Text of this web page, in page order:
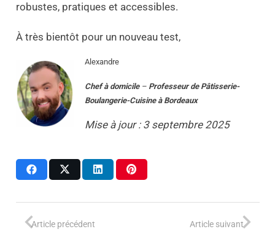
robustes, pratiques et accessibles.
À très bientôt pour un nouveau test,
Alexandre
Chef à domicile– Professeur de Pâtisserie-
Boulangerie-Cuisine à Bordeaux
Mise à jour : 3 septembre 2025
Article précédent Article suivant